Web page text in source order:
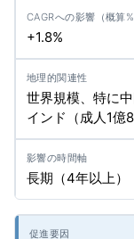
+1.8%
世界規模、特に
インド（成人1億
長期（4年以上）